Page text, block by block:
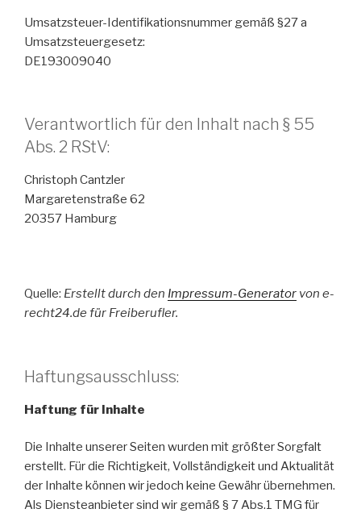
Umsatzsteuer-Identifikationsnummer gemäß §27 a
Umsatzsteuergesetz:
DE193009040
Verantwortlich für den Inhalt nach § 55
Abs. 2 RStV:
Christoph Cantzler
Margaretenstraße 62
20357 Hamburg
Quelle: Erstellt durch den Impressum-Generator von e-
recht24.de für Freiberufler.
Haftungsausschluss:
Haftung für Inhalte
Die Inhalte unserer Seiten wurden mit größter Sorgfalt
erstellt. Für die Richtigkeit, Vollständigkeit und Aktualität
der Inhalte können wir jedoch keine Gewähr übernehmen.
Als Diensteanbieter sind wir gemäß § 7 Abs.1 TMG für